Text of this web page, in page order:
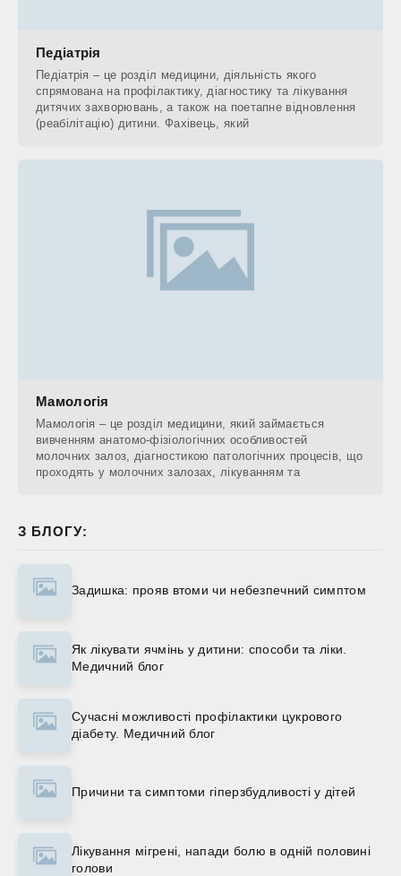
Педіатрія
Педіатрія – це розділ медицини, діяльність якого
спрямована на профілактику, діагностику та лікування
дитячих захворювань, а також на поетапне відновлення
(реабілітацію) дитини. Фахівець, який
Мамологія
Мамологія – це розділ медицини, який займається
вивченням анатомо-фізіологічних особливостей
молочних залоз, діагностикою патологічних процесів, що
проходять у молочних залозах, лікуванням та
З БЛОГУ:
Задишка: прояв втоми чи небезпечний симптом
Як лікувати ячмінь у дитини: способи та ліки.
Медичний блог
Сучасні можливості профілактики цукрового
діабету. Медичний блог
Причини та симптоми гіперзбудливості у дітей
Лікування мігрені, напади болю в одній половині
голови